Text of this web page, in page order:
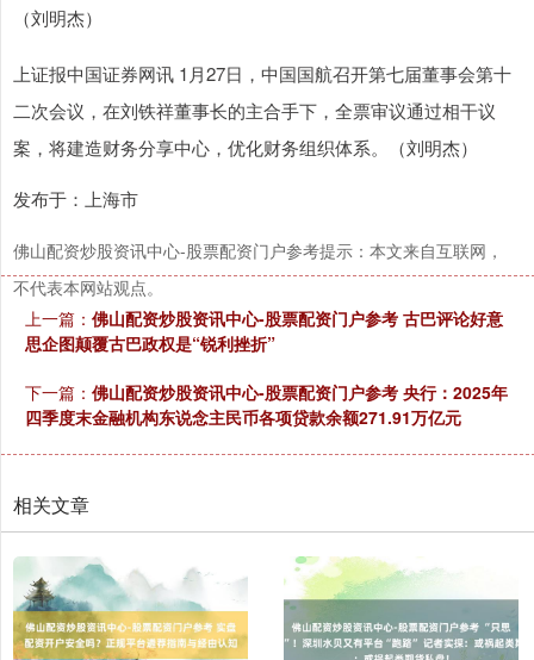
（刘明杰）
上证报中国证券网讯 1月27日，中国国航召开第七届董事会第十
二次会议，在刘铁祥董事长的主合手下，全票审议通过相干议
案，将建造财务分享中心，优化财务组织体系。（刘明杰）
发布于：上海市
佛山配资炒股资讯中心-股票配资门户参考提示：本文来自互联网，
不代表本网站观点。
上一篇： 佛山配资炒股资讯中心-股票配资门户参考 古巴评论好意
思企图颠覆古巴政权是“锐利挫折”
下一篇： 佛山配资炒股资讯中心-股票配资门户参考 央行：2025年
四季度末金融机构东说念主民币各项贷款余额271.91万亿元
相关文章